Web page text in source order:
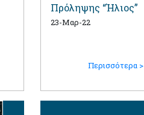
Πρόληψης “Ήλιος”
23-Μαρ-22
Περισσότερα >